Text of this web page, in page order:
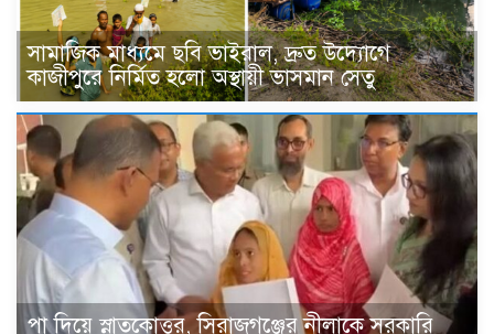
সামাজিক মাধ্যমে ছবি ভাইরাল, দ্রুত উদ্যোগে
কাজীপুরে নির্মিত হলো অস্থায়ী ভাসমান সেতু
পা দিয়ে স্নাতকোত্তর, সিরাজগঞ্জের নীলাকে সরকারি